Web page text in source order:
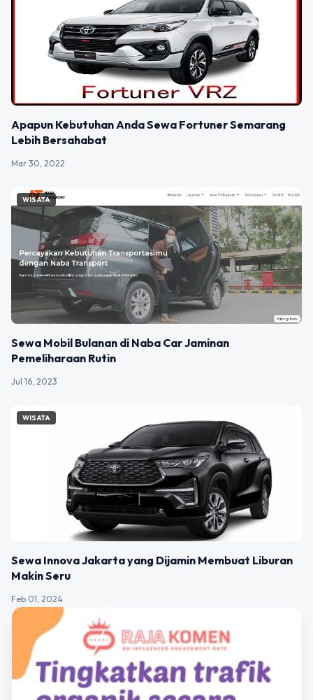
Apapun Kebutuhan Anda Sewa Fortuner Semarang
Lebih Bersahabat
Mar 30, 2022
WISATA
Sewa Mobil Bulanan di Naba Car Jaminan
Pemeliharaan Rutin
Jul 16, 2023
WISATA
Sewa Innova Jakarta yang Dijamin Membuat Liburan
Makin Seru
Feb 01, 2024